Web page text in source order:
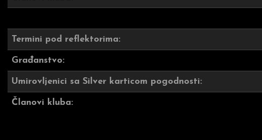
Termini pod reflektorima:
Građanstvo:
Umirovljenici sa Silver karticom pogodnosti:
Članovi kluba: